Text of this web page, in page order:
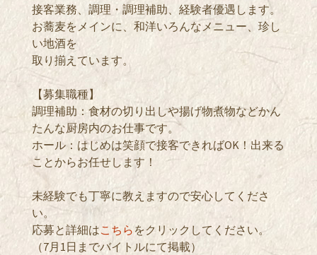
接客業務、調理・調理補助、経験者優遇します。
お蕎麦をメインに、和洋いろんなメニュー、珍し
い地酒を
取り揃えています。
【募集職種】
調理補助：食材の切り出しや揚げ物煮物などかん
たんな厨房内のお仕事です。
ホール：はじめは笑顔で接客できればOK！出来る
ことからお任せします！
未経験でも丁寧に教えますので安心してくださ
い。
応募と詳細はこちらをクリックしてください。
（7月1日までバイトルにて掲載）